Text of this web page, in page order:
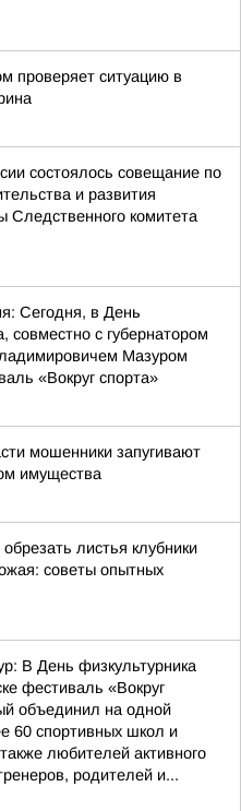
проверяет ситуацию в
состоялось совещание по
и развития
Следственного комитета
Сегодня, в День
совместно с губернатором
Мазуром
«Вокруг спорта»
мошенники запугивают
имущества
листья клубники
советы опытных
В День физкультурника
фестиваль «Вокруг
объединил на одной
60 спортивных школ и
любителей активного
родителей и...